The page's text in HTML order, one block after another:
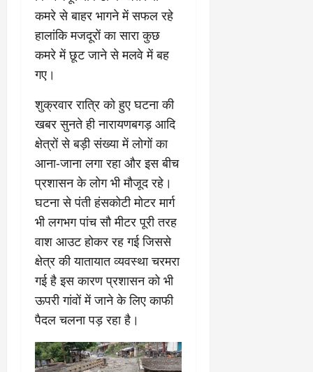
कमरे से बाहर भागने में सफल रहे
हालांकि मजदूरों का सारा कुछ
कमरे में छूट जाने से मलवे में बह
गए।
शुक्रवार रात्रि को हुए घटना की
खबर सुनते ही नारायणबगड़ आदि
क्षेत्रों से बड़ी संख्या में लोगों का
आना-जाना लगा रहा और इस बीच
प्रशासन के लोग भी मौजूद रहे।
घटना से पंती हंसकोटी मोटर मार्ग
भी लगभग पांच सौ मीटर पूरी तरह
वाश आउट होकर रह गई जिससे
क्षेत्र की यातायात व्यवस्था चरमरा
गई है इस कारण प्रशासन को भी
ऊपरी गांवों में जाने के लिए काफी
पैदल चलना पड़ रहा है।